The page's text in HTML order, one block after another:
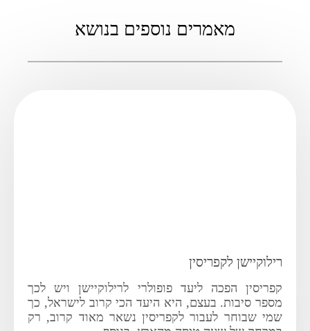
מאמרים נוספים בנושא
רילוקיישן לקפריסין
קפריסין הפכה ליעד פופולרי לרילוקיישן ויש לכך
מספר סיבות. בעצם, היא היעד הכי קרוב לישראל, כך
שמי שבוחר לעבור לקפריסין נשאר מאוד קרוב, רק